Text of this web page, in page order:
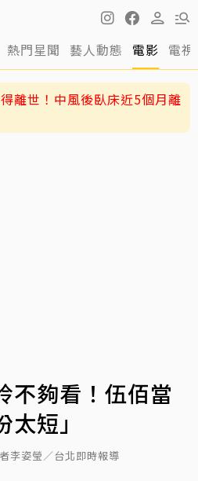
熱門星聞 藝人動態 電影 電視
離世！中風後臥床近5個月離
不夠看！伍佰當
短」
李姿瑩／台北即時報導